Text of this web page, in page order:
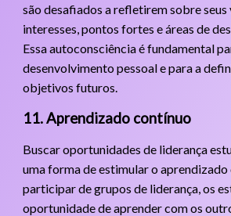
são desafiados a refletirem sobre seus
interesses, pontos fortes e áreas de
Essa autoconsciência é fundamental
desenvolvimento pessoal e para a
objetivos futuros.
11. Aprendizado contínuo
Buscar oportunidades de liderança
uma forma de estimular o
participar de grupos de liderança, os
oportunidade de aprender com os